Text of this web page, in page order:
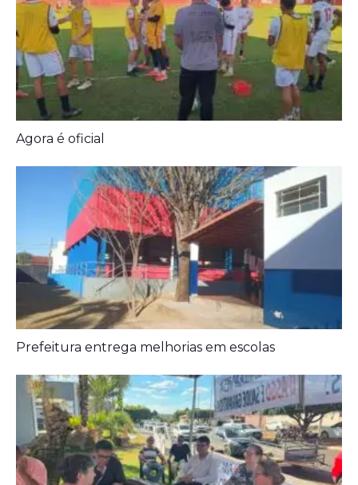
Agora é oficial
Prefeitura entrega melhorias em escolas